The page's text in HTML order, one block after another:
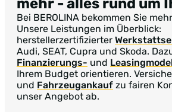
mehr - alles rund um
Bei BEROLINA bekommen Sie
Unsere Leistungen im Überblick:
herstellerzertifizierter
Audi, SEAT, Cupra und Skoda.
Finanzierungs- und
Ihrem Budget orientieren.
und Fahrzeugankauf zu fairen
unser Angebot ab.